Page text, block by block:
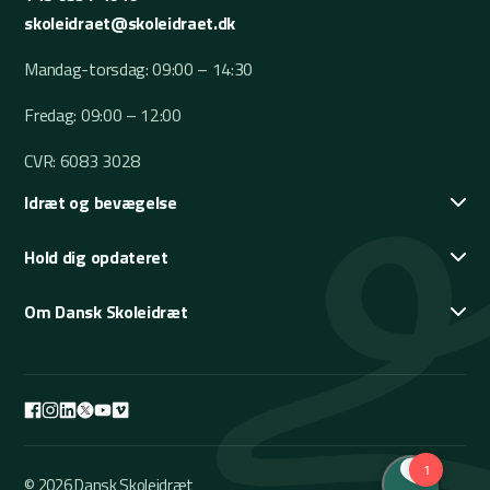
skoleidraet@skoleidraet.dk
Mandag-torsdag: 09:00 – 14:30
Fredag: 09:00 – 12:00
CVR: 6083 3028
Idræt og bevægelse
Hold dig opdateret
Om Dansk Skoleidræt